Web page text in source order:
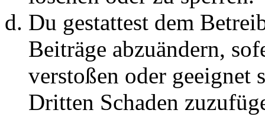
Du gestattest dem
Beiträge abzuändern,
verstoßen oder geeignet
Dritten Schaden